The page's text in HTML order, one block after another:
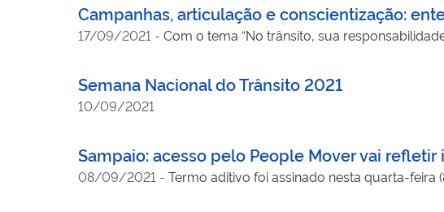
Campanhas, articulação e conscientização:
17/09/2021 - Com o tema “No trânsito, sua
Semana Nacional do Trânsito 2021
10/09/2021
Sampaio: acesso pelo People Mover vai
08/09/2021 - Termo aditivo foi assinado nesta quarta-feira